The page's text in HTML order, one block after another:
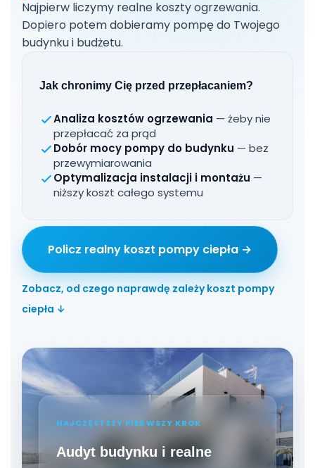
NAJCZĘSTSZY PIERWSZY KROK
Audyt budynku i realne
Najpierw liczymy realne koszty ogrzewania.
Dopiero potem dobieramy pompę do Twojego
budynku i budżetu.
Jak chronimy Cię przed przepłacaniem?
Analiza kosztów ogrzewania — żeby nie
przepłacać za prąd
Dobór mocy pompy do budynku — bez
przewymiarowania
Optymalizacja instalacji i montażu —
niższy koszt całego systemu
Policz realny koszt pompy ciepła →
Zobacz, od czego naprawdę zależy koszt pompy
ciepła ↓